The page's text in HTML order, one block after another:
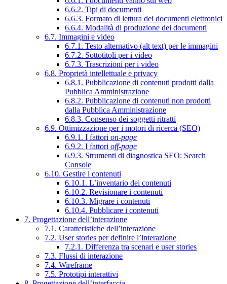
6.6.2. Tipi di documenti
6.6.3. Formato di lettura dei documenti elettronici
6.6.4. Modalità di produzione dei documenti
6.7. Immagini e video
6.7.1. Testo alternativo (alt text) per le immagini
6.7.2. Sottotitoli per i video
6.7.3. Trascrizioni per i video
6.8. Proprietà intellettuale e privacy
6.8.1. Pubblicazione di contenuti prodotti dalla
Pubblica Amministrazione
6.8.2. Pubblicazione di contenuti non prodotti
dalla Pubblica Amministrazione
6.8.3. Consenso dei soggetti ritratti
6.9. Ottimizzazione per i motori di ricerca (SEO)
6.9.1. I fattori on-page
6.9.2. I fattori off-page
6.9.3. Strumenti di diagnostica SEO: Search
Console
6.10. Gestire i contenuti
6.10.1. L’inventario dei contenuti
6.10.2. Revisionare i contenuti
6.10.3. Migrare i contenuti
6.10.4. Pubblicare i contenuti
7. Progettazione dell’interazione
7.1. Caratteristiche dell’interazione
7.2. User stories per definire l’interazione
7.2.1. Differenza tra scenari e user stories
7.3. Flussi di interazione
7.4. Wireframe
7.5. Prototipi interattivi